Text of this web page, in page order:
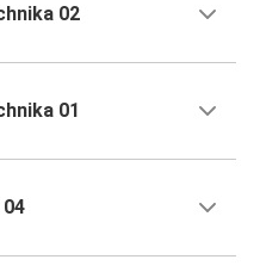
02
01